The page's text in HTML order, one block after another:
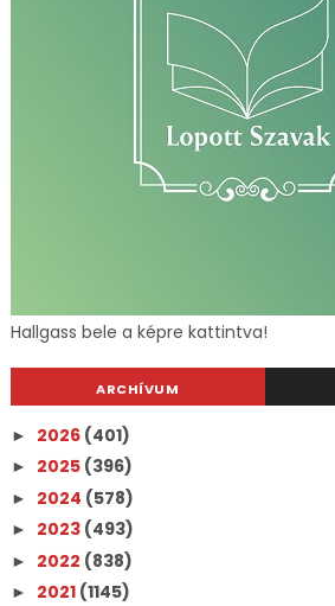
Hallgass bele a képre kattintva!
ARCHÍVUM
► 2026 (401)
► 2025 (396)
► 2024 (578)
► 2023 (493)
► 2022 (838)
► 2021 (1145)